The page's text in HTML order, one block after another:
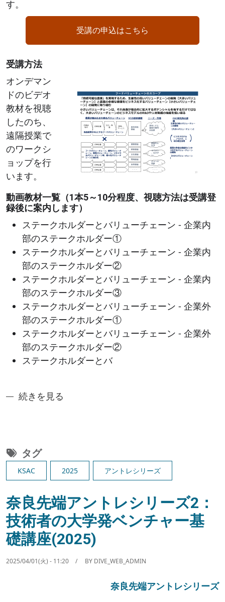
す。
受講の申込はこちら
受講方法
オンデマン
ドのビデオ
教材を視聴
したのち、
遠隔授業で
のワークシ
ョップを行
います。
動画教材一覧（1本5～10分程度、視聴方法は受講登
録後に案内します）
ステークホルダーとバリューチェーン - 企業内
部のステークホルダー①
ステークホルダーとバリューチェーン - 企業内
部のステークホルダー②
ステークホルダーとバリューチェーン - 企業内
部のステークホルダー③
ステークホルダーとバリューチェーン - 企業外
部のステークホルダー①
ステークホルダーとバリューチェーン - 企業外
部のステークホルダー②
ステークホルダーとバ
奈良先端アントレシリーズ1: 多様性を前提とした
続きを見る
タグ
KSAC 2025 アントレシリーズ
奈良先端アントレシリーズ2：
技術者の大学発ベンチャー基
礎講座(2025)
2025/04/01(火) - 11:20 BY DIVE_WEB_ADMIN
奈良先端アントレシリーズ